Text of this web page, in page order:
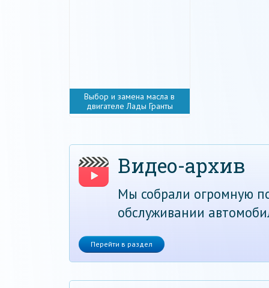
Выбор и замена масла в
двигателе Лады Гранты
Видео-архив
Мы собрали огромную
обслуживании
Перейти в раздел